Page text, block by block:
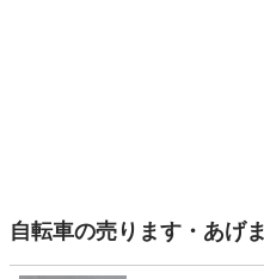
自転車の売ります・あげ